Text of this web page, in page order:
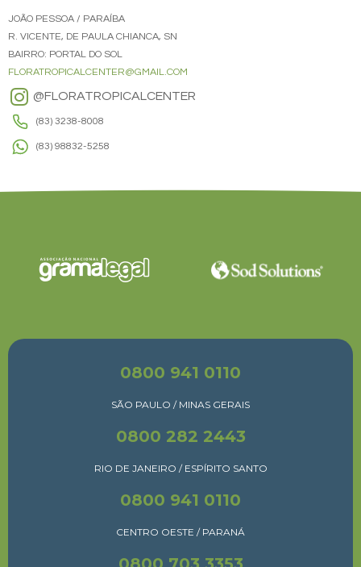
JOÃO PESSOA / PARAÍBA
R. VICENTE, DE PAULA CHIANCA, SN
BAIRRO: PORTAL DO SOL
FLORATROPICALCENTER@GMAIL.COM
@FLORATROPICALCENTER
(83) 3238-8008
(83) 98832-5258
0800 941 0110
SÃO PAULO / MINAS GERAIS
0800 282 2443
RIO DE JANEIRO / ESPÍRITO SANTO
0800 941 0110
CENTRO OESTE / PARANÁ